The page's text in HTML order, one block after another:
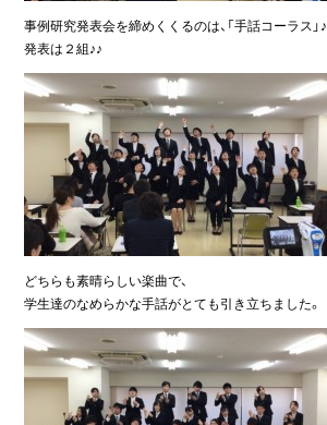
事例研究発表会を締めくくるのは、「手話コーラス」♪
発表は２組♪♪
どちらも素晴らしい楽曲で、
学生達のなめらかな手話がとても引き立ちました。